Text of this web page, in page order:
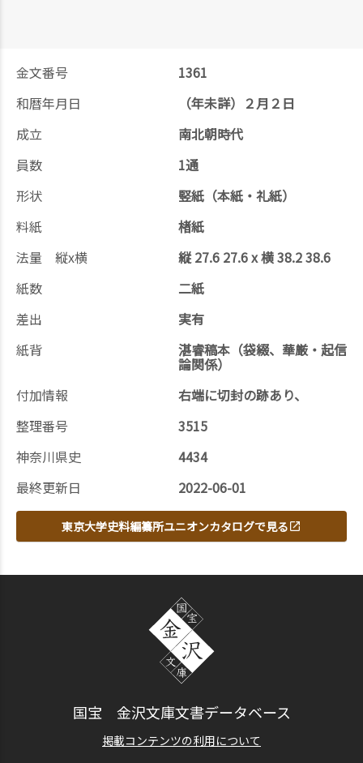
金文番号
1361
和暦年月日
（年未詳）２月２日
成立
南北朝時代
員数
1通
形状
竪紙（本紙・礼紙）
料紙
楮紙
法量 縦x横
縦 27.6 27.6 x 横 38.2 38.6
紙数
二紙
差出
実有
紙背
湛睿稿本（袋綴、華厳・起信
論関係）
付加情報
右端に切封の跡あり、
整理番号
3515
神奈川県史
4434
最終更新日
2022-06-01
東京大学史料編纂所ユニオンカタログで見る
国宝 金沢文庫文書データベース
掲載コンテンツの利用について